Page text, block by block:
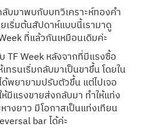
บมาพบกับบทวิเคราะห์ทองคำ
เริ่มต้นสัปดาห์แบบนี้เรามาดู
ที่แล้วกันเหมือนเดิมค่ะ
TF Week หลังจากที่มีแรงซื้อ
ทรนเริ่มกลับมาเป็นขาขึ้น โดยใน
พยายามปรับตัวขึ้น แต่ไปเจอ
มีแรงขายส่งกลับมา ทำให้แท่ง
างยาว มีโอกาสเป็นแท่งเทียน
bar ได้ค่ะ